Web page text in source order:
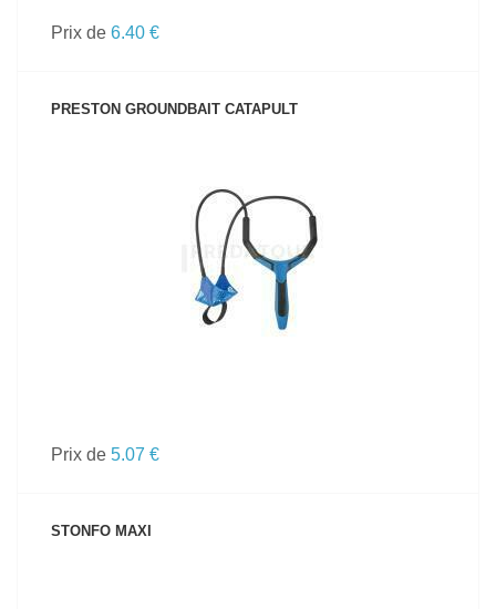
Prix de 6.40 €
PRESTON GROUNDBAIT CATAPULT
VOIR LE PRODUIT
Prix de 5.07 €
STONFO MAXI